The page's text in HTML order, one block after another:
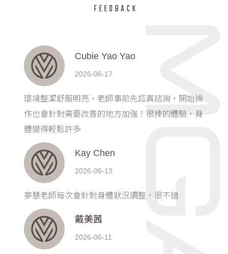
FEEDBACK
Cubie Yao Yao
2026-06-17
環境整潔舒服明亮，老師事前先認真諮詢，開始操
作也會針對需要改善的地方加強！很棒的體驗，身
體變得輕鬆許多
Kay Chen
2026-06-13
夢慧老師每次會針對身體狀況調整，很不錯
戴美茜
2026-06-11